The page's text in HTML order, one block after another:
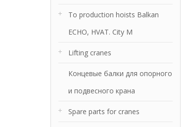
To production hoists Balkan
ECHO, HVAT. City M
Lifting cranes
Концевые балки для опорного
и подвесного крана
Spare parts for cranes